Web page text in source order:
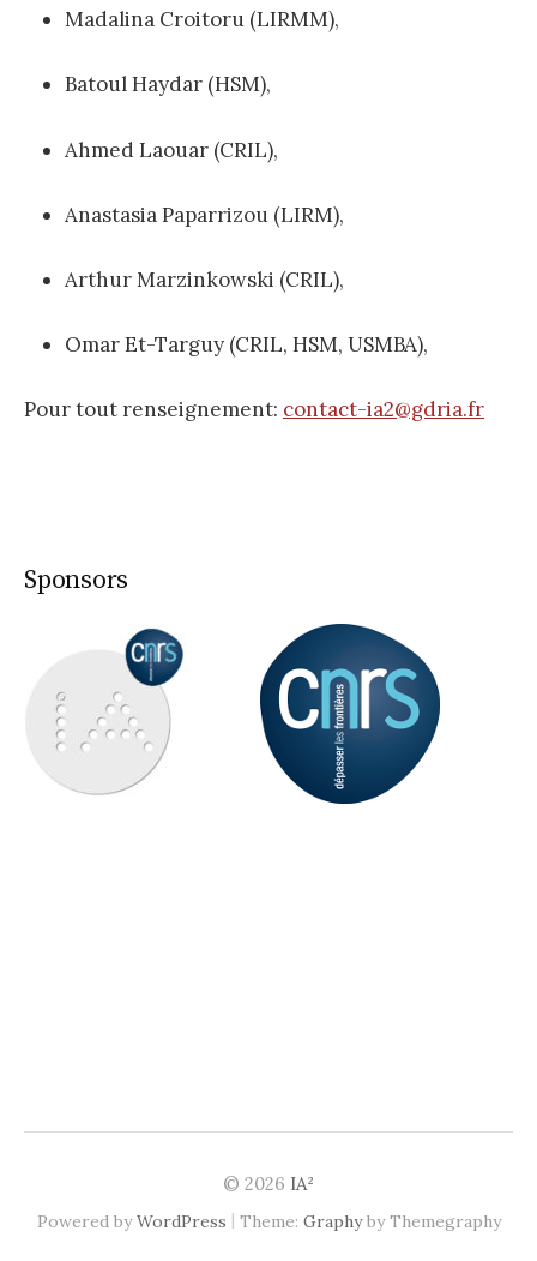
Madalina Croitoru (LIRMM),
Batoul Haydar (HSM),
Ahmed Laouar (CRIL),
Anastasia Paparrizou (LIRM),
Arthur Marzinkowski (CRIL),
Omar Et-Targuy (CRIL, HSM, USMBA),
Pour tout renseignement: contact-ia2@gdria.fr
Sponsors
© 2026 IA²
Powered byWordPress | Theme: Graphyby Themegraphy